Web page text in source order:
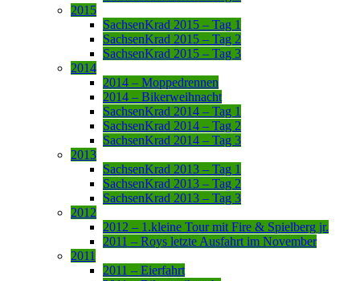
2015
SachsenKrad 2015 – Tag 1
SachsenKrad 2015 – Tag 2
SachsenKrad 2015 – Tag 3
2014
2014 – Moppedrennen
2014 – Bikerweihnacht
SachsenKrad 2014 – Tag 1
SachsenKrad 2014 – Tag 2
SachsenKrad 2014 – Tag 3
2013
SachsenKrad 2013 – Tag 1
SachsenKrad 2013 – Tag 2
SachsenKrad 2013 – Tag 3
2012
2012 – 1.kleine Tour mit Fire & Spielberg jr.
2011 – Roys letzte Ausfahrt im November
2011
2011 – Eierfahrt